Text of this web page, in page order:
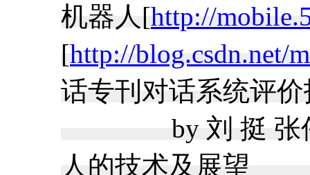
机器人[http://
[http://blog.csdn.net/
话专刊对话
by 刘 挺 张伟男
人的技术及展